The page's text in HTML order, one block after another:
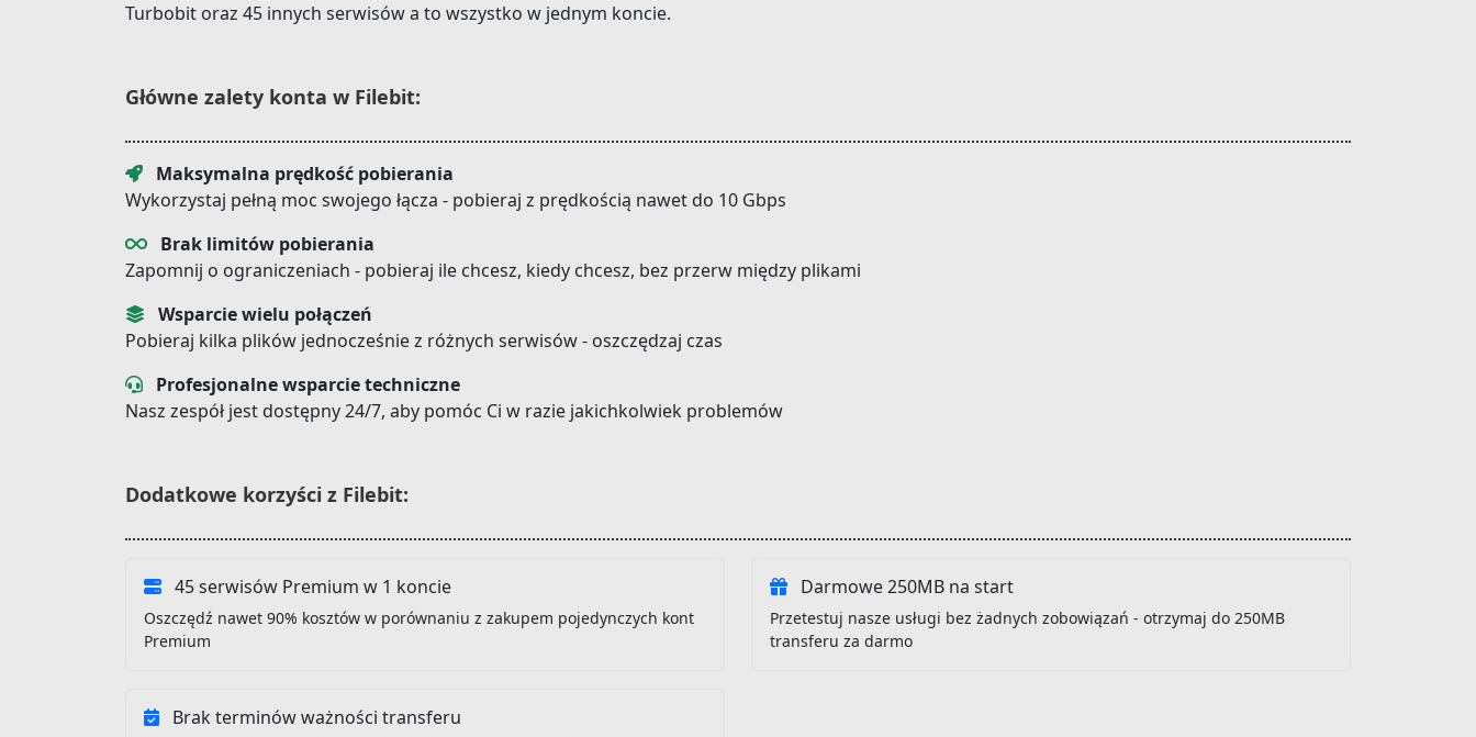
Turbobit oraz 45 innych serwisów a to wszystko w jednym koncie.
Główne zalety konta w Filebit:
Maksymalna prędkość pobierania
Wykorzystaj pełną moc swojego łącza - pobieraj z prędkością nawet do 10 Gbps
Brak limitów pobierania
Zapomnij o ograniczeniach - pobieraj ile chcesz, kiedy chcesz, bez przerw między plikami
Wsparcie wielu połączeń
Pobieraj kilka plików jednocześnie z różnych serwisów - oszczędzaj czas
Profesjonalne wsparcie techniczne
Nasz zespół jest dostępny 24/7, aby pomóc Ci w razie jakichkolwiek problemów
Dodatkowe korzyści z Filebit:
45 serwisów Premium w 1 koncie
Oszczędź nawet 90% kosztów w porównaniu z zakupem pojedynczych kont
Premium
Darmowe 250MB na start
Przetestuj nasze usługi bez żadnych zobowiązań - otrzymaj do 250MB
transferu za darmo
Brak terminów ważności transferu